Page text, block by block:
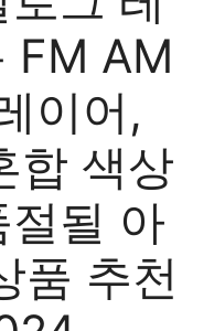
FM AM
이어,
합 색상
될 아
품 추천